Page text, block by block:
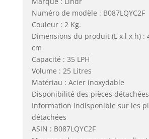
Numéro de modèle : B087LQYC2F
Couleur : 2 Kg.
Dimensions du produit (L x l x h) :
cm
Capacité : 35 LPH
Volume : 25 Litres
Matériau : Acier inoxydable
Disponibilité des pièces
Information indisponible sur les
détachées
ASIN : B087LQYC2F